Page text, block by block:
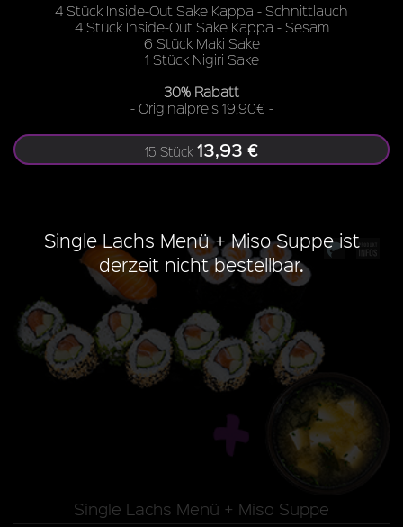
4 Stück Inside-Out Sake Kappa - Schnittlauch
4 Stück Inside-Out Sake Kappa - Sesam
6 Stück Maki Sake
1 Stück Nigiri Sake
30% Rabatt
- Originalpreis 19,90€ -
15 Stück 13,93 €
Single Lachs Menü + Miso Suppe ist
derzeit nicht bestellbar.
Single Lachs Menü + Miso Suppe